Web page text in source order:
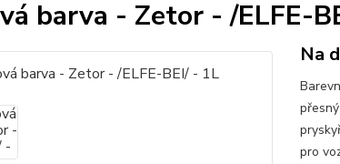
barva - Zetor - /ELFE-
Na
pro